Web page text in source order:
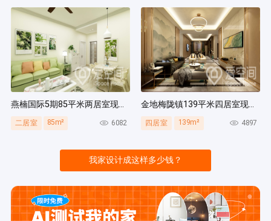
燕楠国际5期85平米两居室现代简约风装修案例
二居室 85m² 6082
金地梅陇镇139平米四居室现代简约风装修案例
四居室 139m² 4897
我家设计成这样多少钱？